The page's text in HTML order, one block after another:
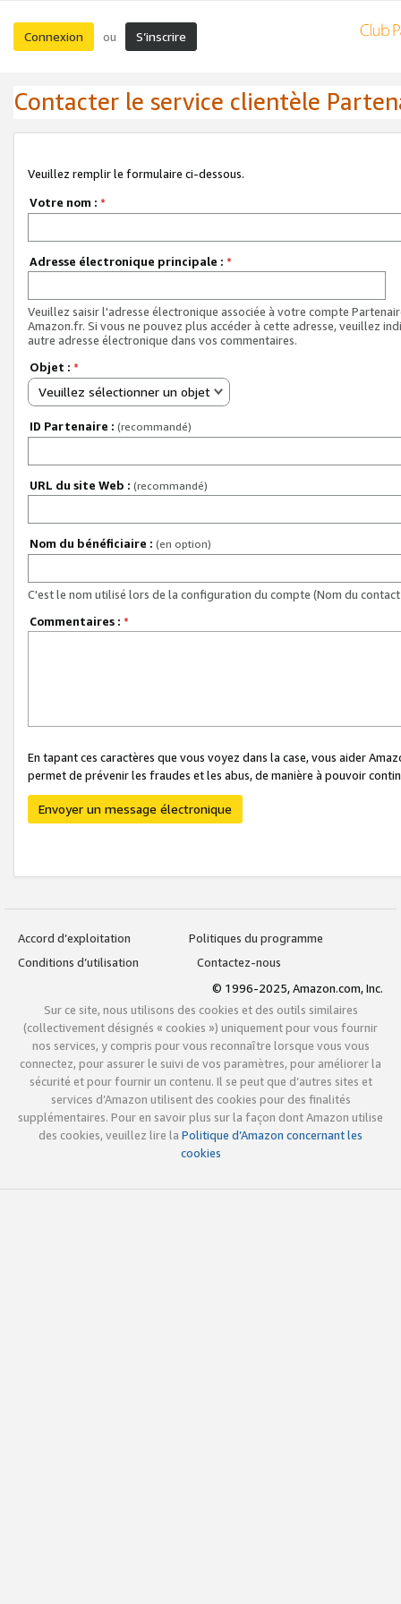
Connexion ou S’inscrire
Contacter le service clientèle
Veuillez remplir le formulaire ci-dessous.
Votre nom : *
Adresse électronique principale : *
Veuillez saisir l'adresse électronique associée à votre compte
Amazon.fr. Si vous ne pouvez plus accéder à cette adresse, veuillez
autre adresse électronique dans vos commentaires.
Objet : *
Veuillez sélectionner un objet
ID Partenaire : (recommandé)
URL du site Web : (recommandé)
Nom du bénéficiaire : (en option)
C'est le nom utilisé lors de la configuration du compte (Nom du
Commentaires : *
En tapant ces caractères que vous voyez dans la case, vous aider
permet de prévenir les fraudes et les abus, de manière à pouvoir
Envoyer un message électronique
Accord d’exploitation
Politiques du programme
Conditions d’utilisation
Contactez-nous
© 1996-2025, Amazon.com, Inc.
Sur ce site, nous utilisons des cookies et des outils similaires
(collectivement désignés « cookies ») uniquement pour vous fournir
nos services, y compris pour vous reconnaître lorsque vous vous
connectez, pour assurer le suivi de vos paramètres, pour améliorer la
sécurité et pour fournir un contenu. Il se peut que d’autres sites et
services d’Amazon utilisent des cookies pour des finalités
supplémentaires. Pour en savoir plus sur la façon dont Amazon utilise
des cookies, veuillez lire la Politique d’Amazon concernant les
cookies